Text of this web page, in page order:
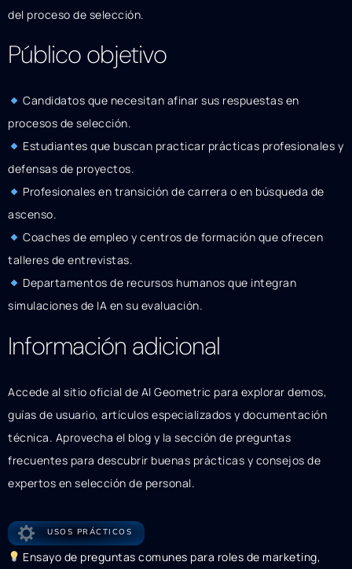
del proceso de selección.
Público objetivo
Candidatos que necesitan afinar sus respuestas en
procesos de selección.
Estudiantes que buscan practicar prácticas profesionales y
defensas de proyectos.
Profesionales en transición de carrera o en búsqueda de
ascenso.
Coaches de empleo y centros de formación que ofrecen
talleres de entrevistas.
Departamentos de recursos humanos que integran
simulaciones de IA en su evaluación.
Información adicional
Accede al sitio oficial de AI Geometric para explorar demos,
guías de usuario, artículos especializados y documentación
técnica. Aprovecha el blog y la sección de preguntas
frecuentes para descubrir buenas prácticas y consejos de
expertos en selección de personal.
USOS PRÁCTICOS
Ensayo de preguntas comunes para roles de marketing,